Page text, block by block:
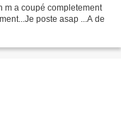
m a coupé completement
poste asap ...A de